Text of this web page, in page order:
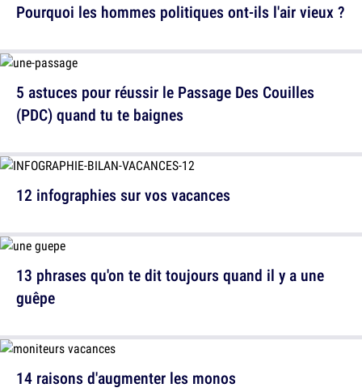
5 astuces pour réussir le Passage Des Couilles
(PDC) quand tu te baignes
13 phrases qu'on te dit toujours quand il y a une
guêpe
Pourquoi les hommes politiques ont-ils l'air vieux ?
12 infographies sur vos vacances
14 raisons d'augmenter les monos